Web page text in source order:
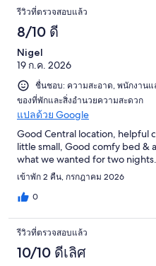
รีวิว
จาก
907
รีวิว
รีวิว
รีวิวที่ตรวจสอบแล้ว
8/10 ดี
Nigel
19 ก.ค. 2026
ชื่นชอบ: ความสะอาด, พนักงานแ
ของที่พักและสิ่งอำนวยความสะดวก
แปลด้วย Google
Good Central location, helpful
little small, Good comfy bed &
what we wanted for two nights.
เข้าพัก 2 คืน, กรกฎาคม 2026
0
รีวิวที่ตรวจสอบแล้ว
10/10 ดีเลิศ